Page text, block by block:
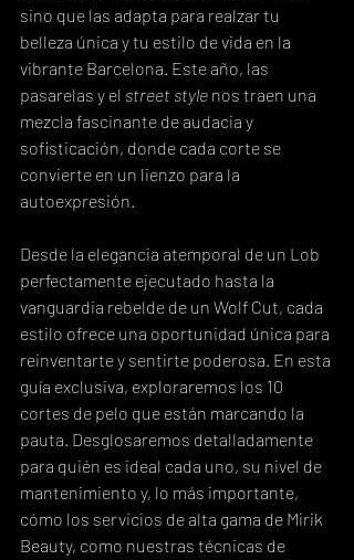
sino que las adapta para realzar tu
belleza única y tu estilo de vida en la
vibrante Barcelona. Este año, las
pasarelas y el street style nos traen una
mezcla fascinante de audacia y
sofisticación, donde cada corte se
convierte en un lienzo para la
autoexpresión.
Desde la elegancia atemporal de un Lob
perfectamente ejecutado hasta la
vanguardia rebelde de un Wolf Cut, cada
estilo ofrece una oportunidad única para
reinventarte y sentirte poderosa. En esta
guía exclusiva, exploraremos los 10
cortes de pelo que están marcando la
pauta. Desglosaremos detalladamente
para quién es ideal cada uno, su nivel de
mantenimiento y, lo más importante,
cómo los servicios de alta gama de Mirik
Beauty, como nuestras técnicas de